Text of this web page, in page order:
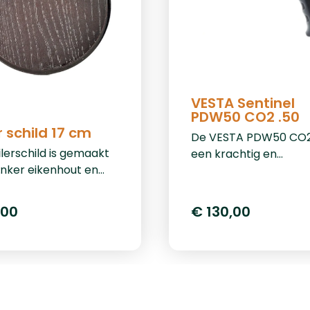
schild 17 cm
is gemaakt
eikenhout en
schildje is voorzien
uitsparing voor
VESTA Sentinel
PDW50 CO2 .50
De VESTA PDW50
een krachtig en
home defense. Met
indrukwekkende
€ 130,00